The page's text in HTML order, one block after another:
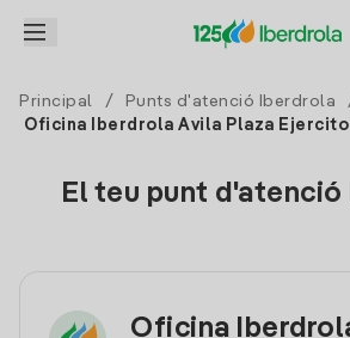
Principal / Punts d'atenció Iberdrola
Oficina Iberdrola Avila Plaza Ejercito
El teu punt d'atenció
Oficina